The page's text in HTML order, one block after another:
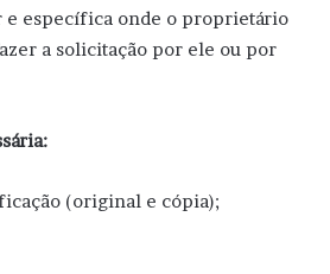
e específica onde o proprietário
a solicitação por ele ou por
(original e cópia);